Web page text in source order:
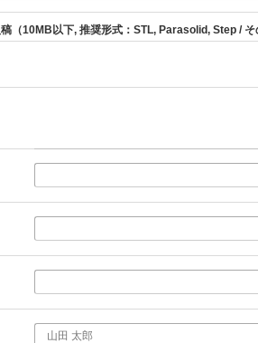
（10MB以下, 推奨形式：STL, Parasolid, Step /